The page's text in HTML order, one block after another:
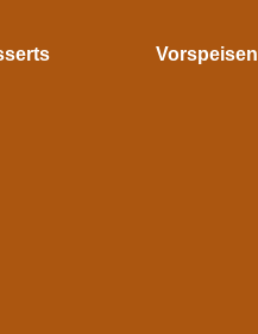
Vorspeisen